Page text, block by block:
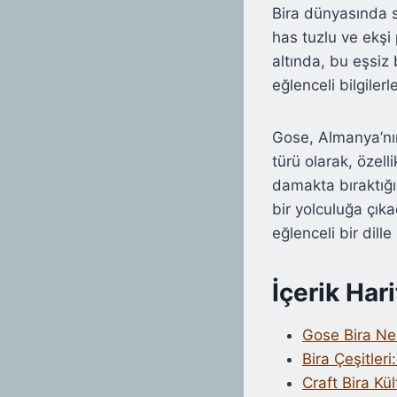
Bira dünyasında
has tuzlu ve ekşi
altında, bu
eğlenceli
Gose,
türü olarak,
damakta
bir yolculuğa
eğlenceli bir dille
İçerik
Gose Bira
Bira
Craft Bira